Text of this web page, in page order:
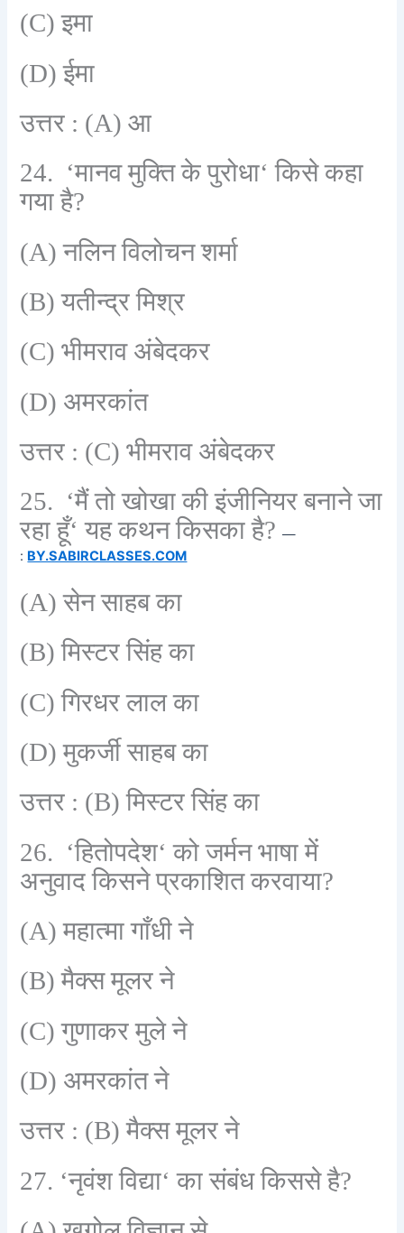
(C)इमा
(D)ईमा
उत्तर : (A)आ
24. ‘मानव मुक्ति के पुरोधा‘किसे कहा
गया है?
(A)नलिन विलोचन शर्मा
(B)यतीन्द्र मिश्र
(C)भीमराव अंबेदकर
(D) अमरकांत
उत्तर : (C)भीमराव अंबेदकर
25. ‘मैं तो खोखा की इंजीनियर बनाने जा
रहा हूँ‘यह कथन किसका है?—
: BY.SABIRCLASSES.COM
(A)सेन साहब का
(B)मिस्टर सिंह का
(C)गिरधर लाल का
(D)मुकर्जी साहब का
उत्तर : (B)मिस्टर सिंह का
26. ‘हितोपदेश‘को जर्मन भाषा में
अनुवाद किसने प्रकाशित करवाया?
(A)महात्मा गाँधी ने
(B)मैक्स मूलर ने
(C)गुणाकर मुले ने
(D) अमरकांत ने
उत्तर : (B)मैक्स मूलर ने
27. ‘नृवंश विद्या‘का संबंध किससे है?